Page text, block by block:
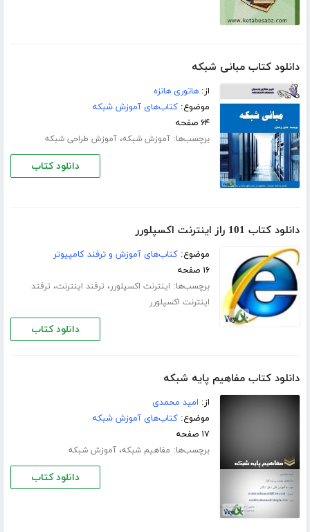
دانلود کتاب مبانی شبکه
از:هاتوری هانزه
موضوع:کتاب‌های آموزش شبکه
۶۴ صفحه
برچسب‌ها:آموزش شبکه،آموزش طراحی شبکه
دانلود کتاب
دانلود کتاب 101 راز اینترنت اکسپلورر
موضوع:کتاب‌های آموزش و ترفند کامپیوتر
۱۶ صفحه
برچسب‌ها: اینترنت اکسپلورر، ترفند اینترنت، ترفتد
اینترنت اکسپلورر
دانلود کتاب
دانلود کتاب مفاهیم پایه شبکه
از: امید محمدی
موضوع:کتاب‌های آموزش شبکه
۱۷ صفحه
برچسب‌ها: مفاهیم شبکه،آموزش شبکه
دانلود کتاب